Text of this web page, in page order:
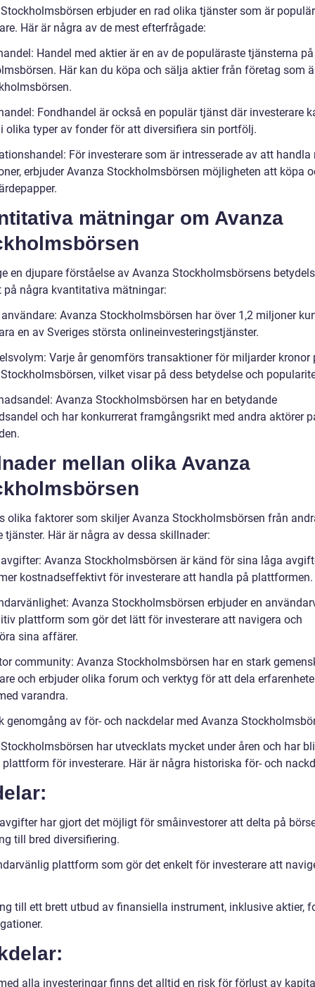
erbjuder en rad olika tjänster som är
Här är några av de mest efterfrågade:
Handel med aktier är en av de populäraste tjänsterna
Här kan du köpa och sälja aktier från företag som
Fondhandel är också en populär tjänst där investerare
olika typer av fonder för att diversifiera sin portfölj.
För investerare som är intresserade av att handla
erbjuder Avanza Stockholmsbörsen möjligheten att köpa
mätningar om Avanza
en djupare förståelse av Avanza Stockholmsbörsens
på några kvantitativa mätningar:
Avanza Stockholmsbörsen har över 1,2 miljoner
en av Sveriges största onlineinvesteringstjänster.
Varje år genomförs transaktioner för miljarder kronor
vilket visar på dess betydelse och
Avanza Stockholmsbörsen har en betydande
och har konkurrerat framgångsrikt med andra aktörer
mellan olika Avanza
olika faktorer som skiljer Avanza Stockholmsbörsen från
tjänster. Här är några av dessa skillnader:
Avanza Stockholmsbörsen är känd för sina låga
kostnadseffektivt för investerare att handla på plattformen.
Avanza Stockholmsbörsen erbjuder en
plattform som gör det lätt för investerare att navigera och
sina affärer.
community: Avanza Stockholmsbörsen har en stark
och erbjuder olika forum och verktyg för att dela
varandra.
genomgång av för- och nackdelar med Avanza
har utvecklats mycket under åren och har
för investerare. Här är några historiska för- och
har gjort det möjligt för småinvestorer att delta på
till bred diversifiering.
plattform som gör det enkelt för investerare att
till ett brett utbud av finansiella instrument, inklusive aktier,
alla investeringar finns det alltid en risk för förlust av